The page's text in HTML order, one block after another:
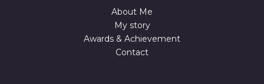
About Me
My story
Awards & Achievement
Contact